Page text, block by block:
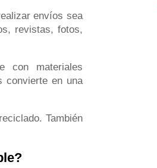
envíos sea
revistas, fotos,
con materiales
convierte en una
También